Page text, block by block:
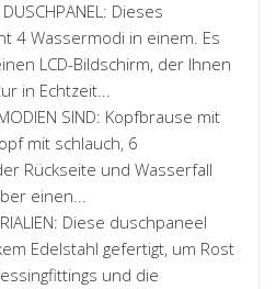
DUSCHPANEL: Dieses
4 Wassermodi in einem. Es
LCD-Bildschirm, der Ihnen
in Echtzeit...
SIND: Kopfbrause mit
mit schlauch, 6
Rückseite und Wasserfall
einen...
Diese duschpaneel
Edelstahl gefertigt, um Rost
und die